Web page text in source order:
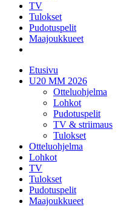
TV
Tulokset
Pudotuspelit
Maajoukkueet
Etusivu
U20 MM 2026
Otteluohjelma
Lohkot
Pudotuspelit
TV & striimaus
Tulokset
Otteluohjelma
Lohkot
TV
Tulokset
Pudotuspelit
Maajoukkueet